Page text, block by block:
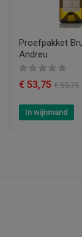
Proefpakket
Andreu
€ 53,75 € 59,75
In wijnmand